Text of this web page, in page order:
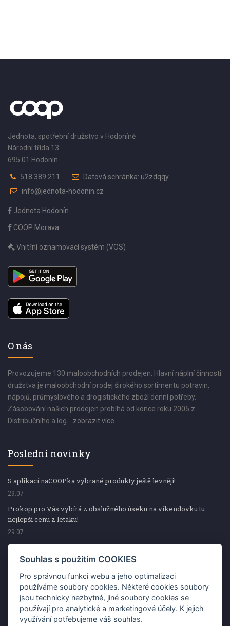
Jednota, spotřební družstvo v Hodoníně
Národní třída 13
695 01 Hodonín
518 389 211
Datová schránka: u2zdqqy
info@jednota-hodonin.cz
Jednota Hodonín
COOP Morava
Vnitřní oznamovací systém (VOS)
O nás
Provozujeme 130 maloobchodních prodejen. Hlavní náplní činnosti
družstva je maloobchodní prodej širokého sortimentu potravin,
nápojů, průmyslového a drogistického zboží denní potřeby.
Zásobování našich prodejen probíhá od konce roku 2005 z
Distribučního a log... zobrazit více
Poslední novinky
S aplikací naCOOPka vybrané produkty ještě levněji!
29.07
Prokop pro Vás vybírá z obslužného úseku na víkendovku tu
nejlepší cenu z letáku!
29.07
Prokop pro Vás vybírá z obslužného úseku na víkendovku tu
nejlepší cenu z letáku!
Kup špekáčky od Váhaly a vyhraj s naCOOPkou sekerku Fiskars
29.07
Prokop pro Vás vybírá na víkendovku ty nejlepší ceny z letáku!
Souhlas s použitím COOKIES
Pro správnou funkci webu a jeho optimalizaci
používáme soubory cookies. Některé cookies soubory
jsou technicky nezbytné, jiné soubory cookies se
používají pro analytické a marketingové účely. K jejich
využívání potřebujeme váš souhlas.